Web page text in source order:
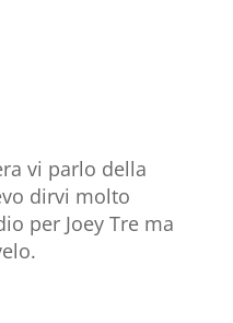
vi parlo della
dirvi molto
per Joey Tre ma